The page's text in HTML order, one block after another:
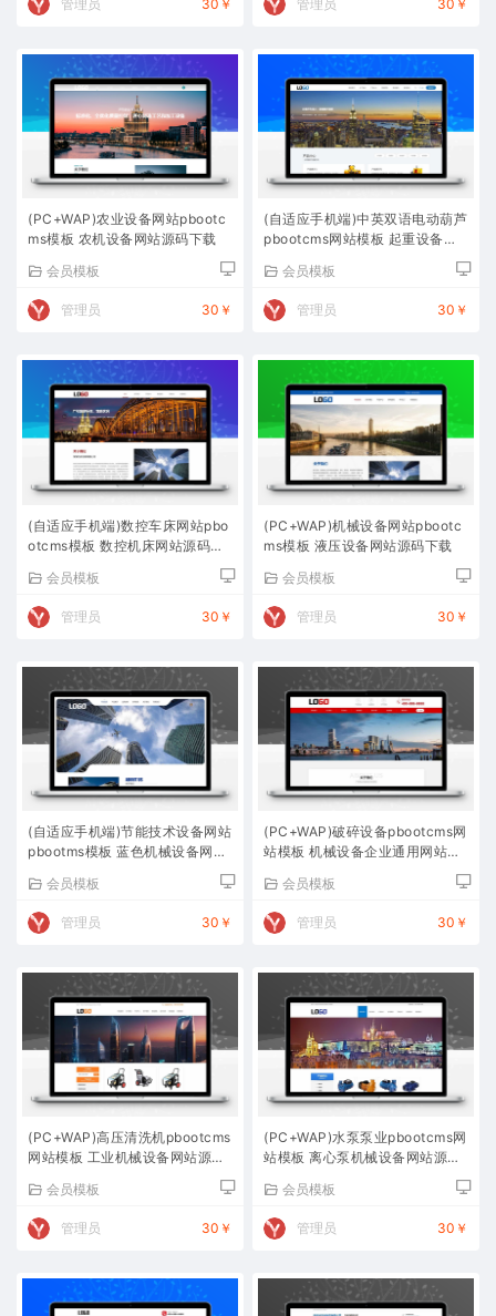
管理员 30￥ 管理员 30￥
(PC+WAP)农业设备网站pbootc
ms模板 农机设备网站源码下载
会员模板
管理员 30￥
(自适应手机端)中英双语电动葫芦
pbootcms网站模板 起重设备网
会员模板
管理员 30￥
(自适应手机端)数控车床网站pbo
otcms模板 数控机床网站源码下
会员模板
管理员 30￥
(PC+WAP)机械设备网站pbootc
ms模板 液压设备网站源码下载
会员模板
管理员 30￥
(自适应手机端)节能技术设备网站
pbootms模板 蓝色机械设备网站
会员模板
管理员 30￥
(PC+WAP)破碎设备pbootcms网
站模板 机械设备企业通用网站源
会员模板
管理员 30￥
(PC+WAP)高压清洗机pbootcms
网站模板 工业机械设备网站源码
会员模板
管理员 30￥
(PC+WAP)水泵泵业pbootcms网
站模板 离心泵机械设备网站源码
会员模板
管理员 30￥